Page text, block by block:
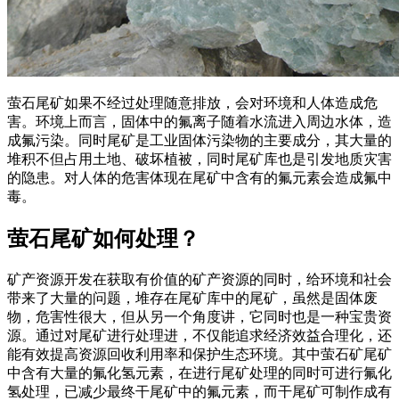
萤石尾矿如果不经过处理随意排放，会对环境和人体造成危
害。环境上而言，固体中的氟离子随着水流进入周边水体，造
成氟污染。同时尾矿是工业固体污染物的主要成分，其大量的
堆积不但占用土地、破坏植被，同时尾矿库也是引发地质灾害
的隐患。对人体的危害体现在尾矿中含有的氟元素会造成氟中
毒。
萤石尾矿如何处理？
矿产资源开发在获取有价值的矿产资源的同时，给环境和社会
带来了大量的问题，堆存在尾矿库中的尾矿，虽然是固体废
物，危害性很大，但从另一个角度讲，它同时也是一种宝贵资
源。通过对尾矿进行处理进，不仅能追求经济效益合理化，还
能有效提高资源回收利用率和保护生态环境。其中萤石矿尾矿
中含有大量的氟化氢元素，在进行尾矿处理的同时可进行氟化
氢处理，已减少最终干尾矿中的氟元素，而干尾矿可制作成有